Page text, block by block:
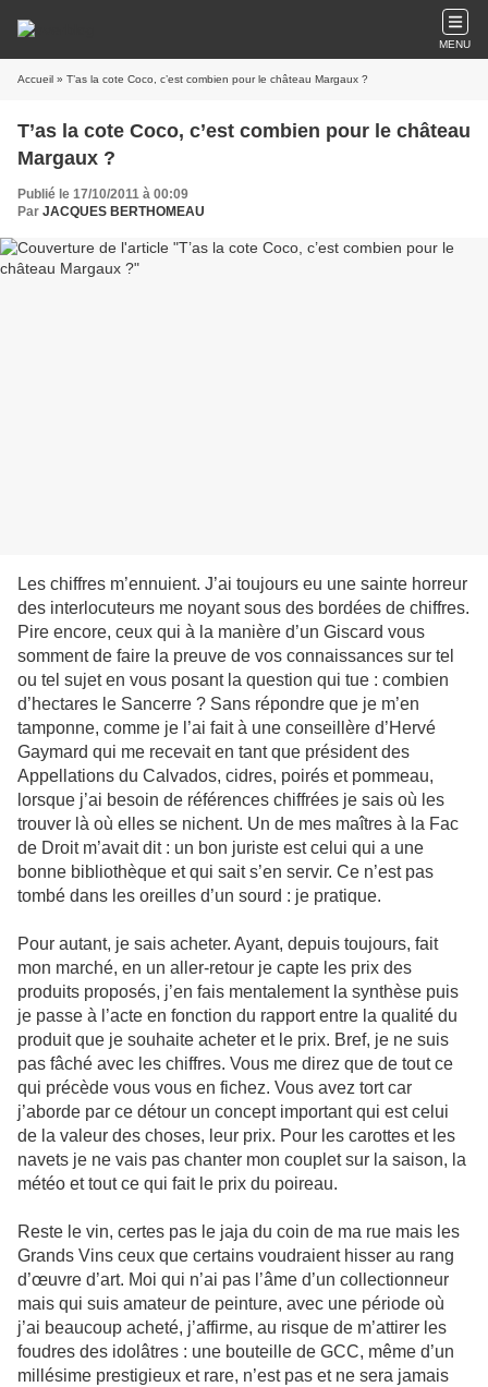
MENU
Accueil » T’as la cote Coco, c’est combien pour le château Margaux ?
T’as la cote Coco, c’est combien pour le château
Margaux ?
Publié le 17/10/2011 à 00:09
Par JACQUES BERTHOMEAU
Les chiffres m’ennuient. J’ai toujours eu une sainte horreur
des interlocuteurs me noyant sous des bordées de chiffres.
Pire encore, ceux qui à la manière d’un Giscard vous
somment de faire la preuve de vos connaissances sur tel
ou tel sujet en vous posant la question qui tue : combien
d’hectares le Sancerre ? Sans répondre que je m’en
tamponne, comme je l’ai fait à une conseillère d’Hervé
Gaymard qui me recevait en tant que président des
Appellations du Calvados, cidres, poirés et pommeau,
lorsque j’ai besoin de références chiffrées je sais où les
trouver là où elles se nichent. Un de mes maîtres à la Fac
de Droit m’avait dit : un bon juriste est celui qui a une
bonne bibliothèque et qui sait s’en servir. Ce n’est pas
tombé dans les oreilles d’un sourd : je pratique.
Pour autant, je sais acheter. Ayant, depuis toujours, fait
mon marché, en un aller-retour je capte les prix des
produits proposés, j’en fais mentalement la synthèse puis
je passe à l’acte en fonction du rapport entre la qualité du
produit que je souhaite acheter et le prix. Bref, je ne suis
pas fâché avec les chiffres. Vous me direz que de tout ce
qui précède vous vous en fichez. Vous avez tort car
j’aborde par ce détour un concept important qui est celui
de la valeur des choses, leur prix. Pour les carottes et les
navets je ne vais pas chanter mon couplet sur la saison, la
météo et tout ce qui fait le prix du poireau.
Reste le vin, certes pas le jaja du coin de ma rue mais les
Grands Vins ceux que certains voudraient hisser au rang
d’œuvre d’art. Moi qui n’ai pas l’âme d’un collectionneur
mais qui suis amateur de peinture, avec une période où
j’ai beaucoup acheté, j’affirme, au risque de m’attirer les
foudres des idolâtres : une bouteille de GCC, même d’un
millésime prestigieux et rare, n’est pas et ne sera jamais